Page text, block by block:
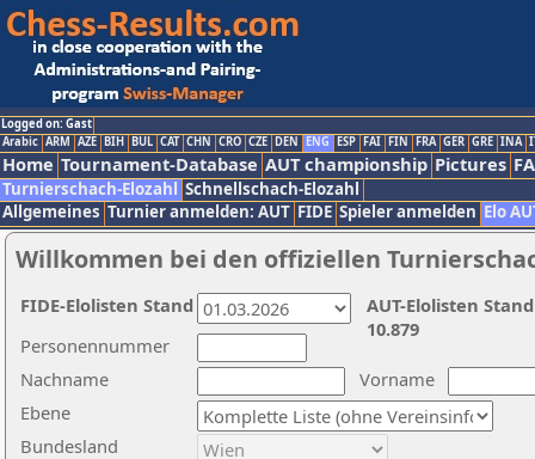
Logged on: Gast
Arabic ARM AZE BIH BUL CAT CHN CRO CZE DEN ENG ESP FAI FIN FRA GER GRE INA
Home Tournament-Database AUT championship Pictures
Turnierschach-Elozahl Schnellschach-Elozahl
Allgemeines Turnier anmelden: AUT FIDE Spieler anmelden Elo
Willkommen bei den offiziellen
Nachname
Vorname
Ebene
Personennummer
Bundesland
AUT-Elolisten
10.879
FIDE-Elolisten Stand